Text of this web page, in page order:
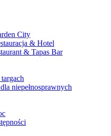
City
& Hotel
& Tapas Bar
niepełnosprawnych